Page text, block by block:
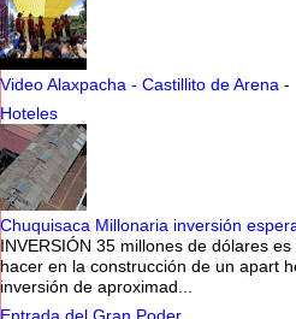
Video Alaxpacha - Castillito de Arena -
Hoteles
Chuquisaca Millonaria inversión
INVERSIÓN 35 millones de dólares
hacer en la construcción de un apart
inversión de aproximad...